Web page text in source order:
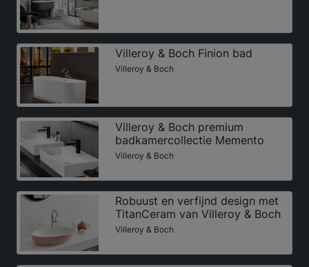
Villeroy & Boch Finion bad
Villeroy & Boch
Villeroy & Boch premium
badkamercollectie Memento
Villeroy & Boch
Robuust en verfijnd design met
TitanCeram van Villeroy & Boch
Villeroy & Boch